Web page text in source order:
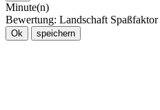
Minute(n)
Bewertung: Landschaft Spaßfaktor
Ok speichern